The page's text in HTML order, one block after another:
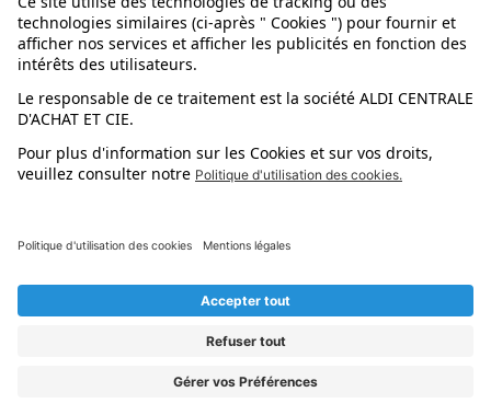
Évènements
L'application mobile